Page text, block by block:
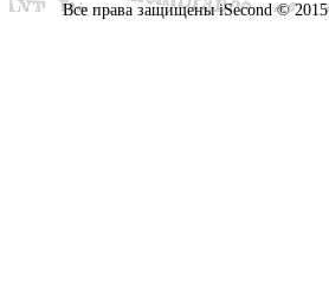
Все права защищены iSecond © 2015